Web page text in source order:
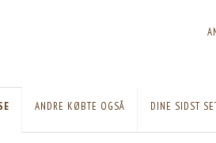
ANDRE KØBTE OGSÅ DINE SIDST